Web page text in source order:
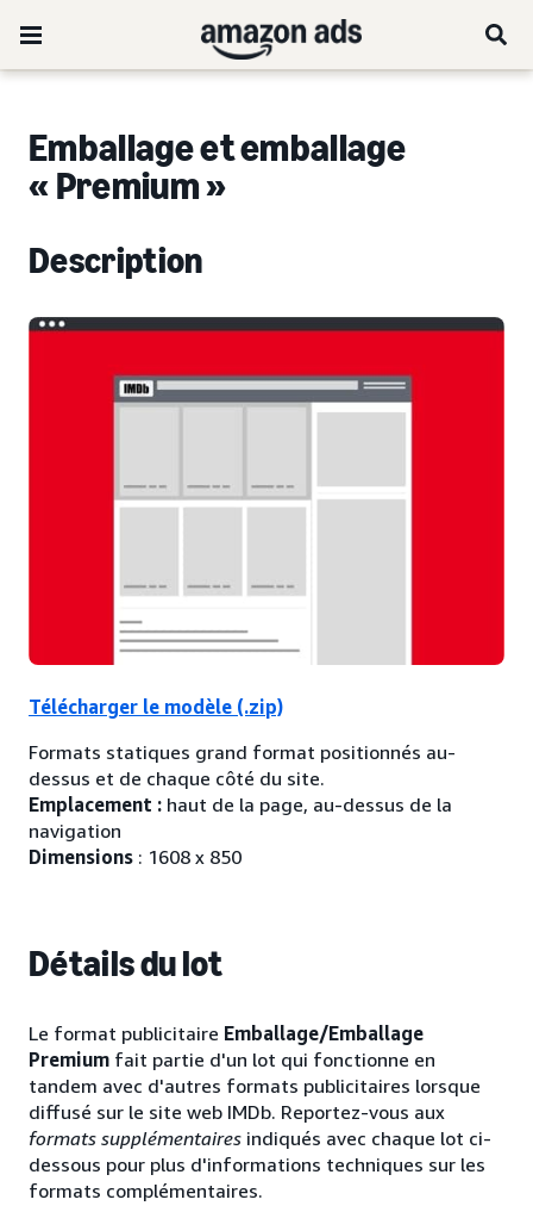
Emballage et emballage
« Premium »
Description
Télécharger le modèle (.zip)
Formats statiques grand format positionnés au-
dessus et de chaque côté du site.
Emplacement : haut de la page, au-dessus de la
navigation
Dimensions : 1608 x 850
Détails du lot
Le format publicitaire Emballage/Emballage
Premium fait partie d'un lot qui fonctionne en
tandem avec d'autres formats publicitaires lorsque
diffusé sur le site web IMDb. Reportez-vous aux
formats supplémentaires indiqués avec chaque lot ci-
dessous pour plus d'informations techniques sur les
formats complémentaires.